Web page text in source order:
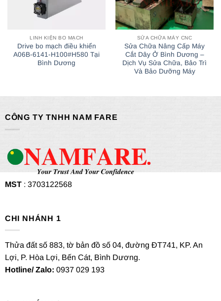
LINH KIỆN BO MẠCH
Drive bo mạch điều khiển
A06B-6141-H100#H580 Tại
Bình Dương
SỬA CHỮA MÁY CNC
Sửa Chữa Nâng Cấp Máy
Cắt Dây Ở Bình Dương –
Dịch Vụ Sửa Chữa, Bảo Trì
Và Bảo Dưỡng Máy
CÔNG TY TNHH NAM FARE
MST: 3703122568
CHI NHÁNH 1
Thửa đất số 883, tờ bản đồ số 04, đường ĐT741, KP. An
Lợi, P. Hòa Lợi, Bến Cát, Bình Dương.
Hotline/ Zalo: 0937 029 193